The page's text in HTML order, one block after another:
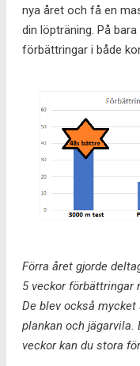
nya året och få en
din löpträning. På
förbättringar i både
Förra året gjorde
5 veckor förbättringar
De blev också
plankan och jägarvila.
veckor kan du stora